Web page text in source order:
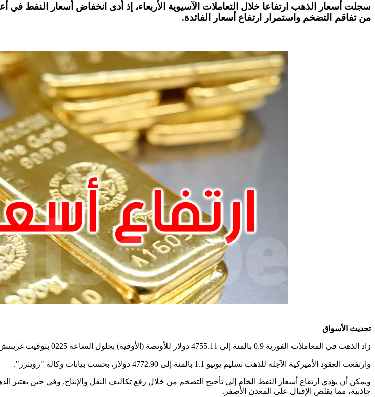
سجلت أسعار الذهب ارتفاعا خلال التعاملات الآسيوية الأربعاء، إذ أدى انخفاض أسعار النفط في
من تفاقم التضخم واستمرار ارتفاع أسعار الفائدة.
تحديث الأسواق
زاد الذهب في المعاملات الفورية 0.9 بالمئة إلى 4755.11 دولار للأونصة (الأوقية) بحلول الساعة 0225 بتوقيت غرينتش، بعد أن انخفض أمس الثلاثاء إلى أدنى مستوى منذ 13 أبريل
وارتفعت العقود الأميركية الآجلة للذهب تسليم يونيو 1.1 بالمئة إلى 4772.90 دولار، بحسب بيانات وكالة "رويترز" .
ويمكن أن يؤدي ارتفاع أسعار النفط الخام إلى تأجيج التضخم من خلال رفع تكاليف النقل والإنتاج. وفي حين يعتبر
جاذبية، مما يقلص الإقبال على المعدن الأصفر .